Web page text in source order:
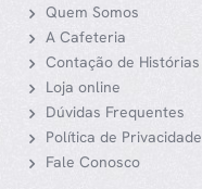
Quem Somos
A Cafeteria
Contação de Histórias
Loja online
Dúvidas Frequentes
Política de Privacidade
Fale Conosco